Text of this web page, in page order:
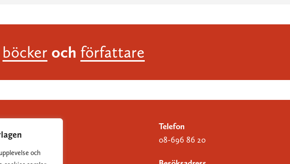
och
böcker och författare
Telefon
08-696 86 20